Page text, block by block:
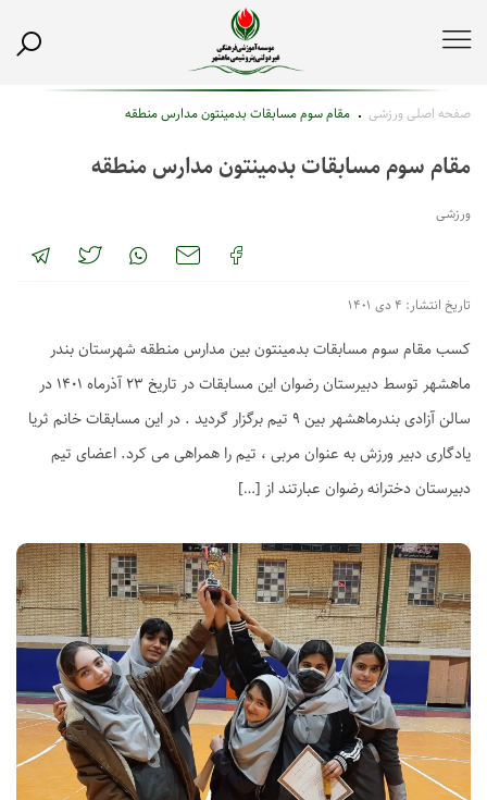
صفحه اصلیورزشی مقام سوم مسابقات بدمینتون مدارس منطقه
مقام سوم مسابقات بدمینتون مدارس منطقه
ورزشی
تاریخ انتشار: ۴ دی ۱۴۰۱
کسب مقام سوم مسابقات بدمینتون بین مدارس منطقه شهرستان بندر
ماهشهر توسط دبیرستان رضوان این مسابقات در تاریخ ۲۳ آذرماه ۱۴۰۱ در
سالن آزادی بندرماهشهر بین ۹ تیم برگزار گردید . در این مسابقات خانم ثریا
یادگاری دبیر ورزش به عنوان مربی ، تیم را همراهی می کرد. اعضای تیم
دبیرستان دخترانه رضوان عبارتند از […]